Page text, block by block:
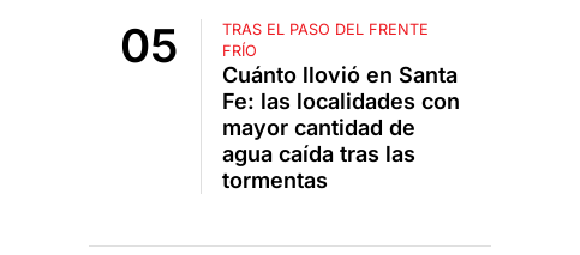
TRAS EL PASO DEL FRENTE
FRÍO
Cuánto llovió en Santa
Fe: las localidades con
mayor cantidad de
agua caída tras las
tormentas